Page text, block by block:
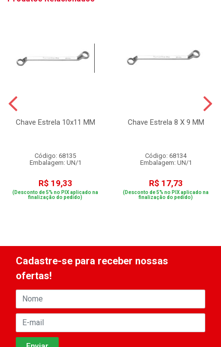
Chave Estrela 10x11 MM
Código: 68135
Embalagem: UN/1
R$ 19,33
(Desconto de 5% no PIX aplicado na
finalização do pedido)
Chave Estrela 8 X 9 MM
Código: 68134
Embalagem: UN/1
R$ 17,73
(Desconto de 5% no PIX aplicado na
finalização do pedido)
Cadastre-se para receber nossas
ofertas!